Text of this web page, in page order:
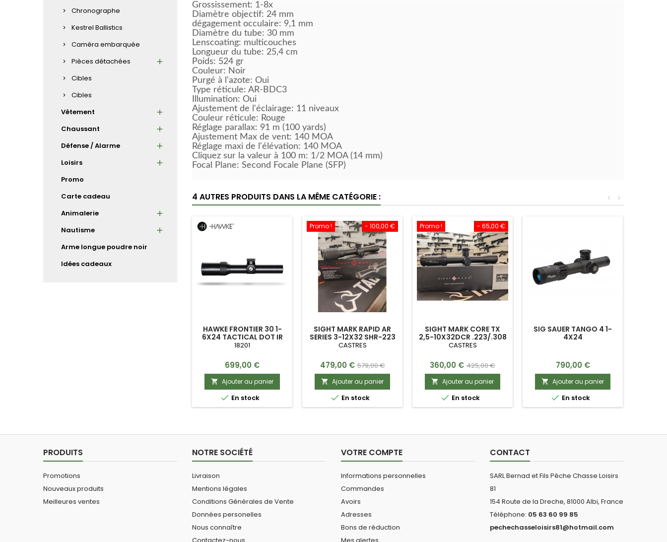
Chronographe
Kestrel Ballistics
Caméra embarquée
Pièces détachées
Cibles
Cibles
Vêtement
Chaussant
Défense / Alarme
Loisirs
Promo
Carte cadeau
Animalerie
Nautisme
Arme longue poudre noir
Idées cadeaux
Grossissement: 1-8x
Diamètre objectif: 24 mm
dégagement occulaire: 9,1 mm
Diamètre du tube: 30 mm
Lenscoating: multicouches
Longueur du tube: 25,4 cm
Poids: 524 gr
Couleur: Noir
Purgé à l'azote: Oui
Type réticule: AR-BDC3
Illumination: Oui
Ajustement de l'éclairage: 11 niveaux
Couleur réticule: Rouge
Réglage parallax: 91 m (100 yards)
Ajustement Max de vent: 140 MOA
Réglage maxi de l'élévation: 140 MOA
Cliquez sur la valeur à 100 m: 1/2 MOA (14 mm)
Focal Plane: Second Focale Plane (SFP)
4 AUTRES PRODUITS DANS LA MÊME CATÉGORIE : >
<
HAWKE FRONTIER 30 1-
6X24 TACTICAL DOT IR
18201
Prix
699,00 €
 Ajouter au panier
 En stock
- 100,00 €
Promo !
SIGHT MARK RAPID AR
SERIES 3-12X32 SHR-223
CASTRES
Prix
479,00 € Prix
de
base
579,00 €
 Ajouter au panier
 En stock
- 65,00 €
Promo !
SIGHT MARK CORE TX
2,5-10X32DCR .223/.308
BDC
CASTRES
Prix
360,00 € Prix
de
base
425,00 €
 Ajouter au panier
 En stock
SIG SAUER TANGO 4 1-
4X24
Prix
790,00 €
 Ajouter au panier
 En stock
PRODUITS
Promotions
Nouveaux produits
Meilleures ventes
NOTRE SOCIÉTÉ
Livraison
Mentions légales
Conditions Générales de Vente
Données personelles
Nous connaître
VOTRE COMPTE
Informations personnelles
Commandes
Avoirs
Adresses
Bons de réduction
CONTACT
SARL Bernad et Fils Pêche Chasse Loisirs
81
154 Route de la Dreche, 81000 Albi, France
Téléphone: 05 63 60 99 85
pechechasseloisirs81@hotmail.com